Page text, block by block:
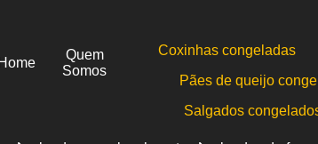
Home
Quem
Somos
Coxinhas congeladas
Pães de queijo
Salgados